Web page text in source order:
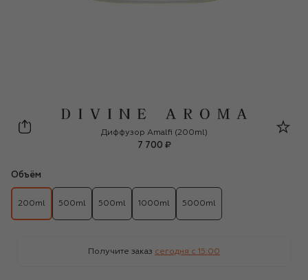
Divine Aroma
Диффузор Amalfi (200ml)
7 700 ₽
Объём
200ml 500ml 500ml 1000ml 5000ml
Получите заказ сегодня c 15:00